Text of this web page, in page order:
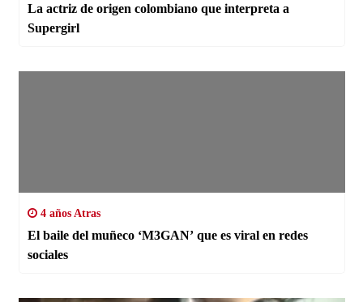
La actriz de origen colombiano que interpreta a
Supergirl
4 años Atras
El baile del muñeco ‘M3GAN’ que es viral en redes
sociales